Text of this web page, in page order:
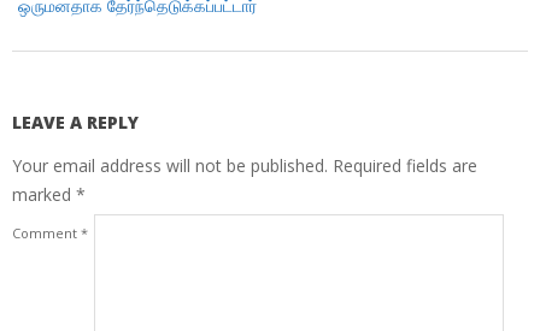
ஒருமனதாக தேர்ந்தெடுக்கப்பட்டார்
LEAVE A REPLY
Your email address will not be published. Required fields are
marked *
Comment *